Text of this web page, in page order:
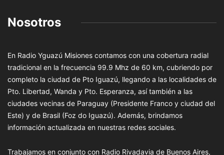
Nosotros
En Radio Yguazú Misiones contamos con una cobertura radial
tradicional en la frecuencia 99.9 Mhz de 60 km, cubriendo por
completo la ciudad de Pto Iguazú, llegando a las localidades de
Pto. Libertad, Wanda y Pto. Esperanza, así también a las
ciudades vecinas de Paraguay (Presidente Franco y ciudad del
Este) y de Brasil (Foz do Iguazú). Además, brindamos
información actualizada en nuestras redes sociales.
Trabajamos en conjunto con Radio Rivadavia de Buenos Aires,